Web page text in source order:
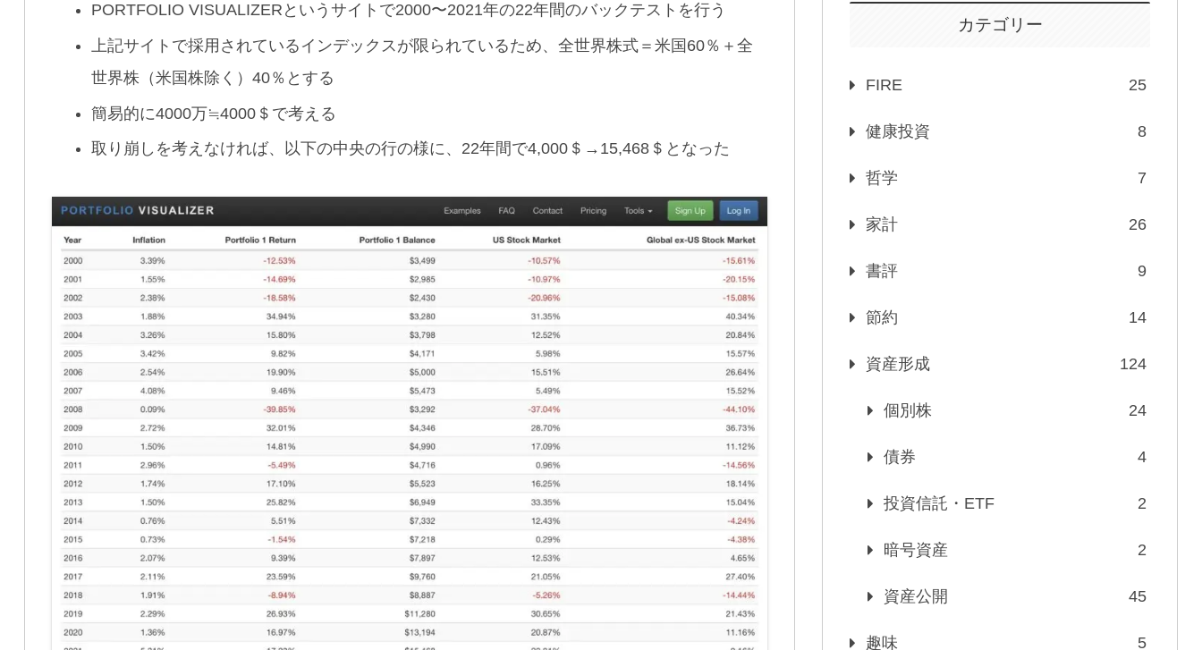
PORTFOLIO VISUALIZERというサイトで2000〜2021年の22年間のバックテストを行う
上記サイトで採用されているインデックスが限られているため、全世界株式＝米国60％＋全
世界株（米国株除く）40％とする
簡易的に4000万≒4000＄で考える
取り崩しを考えなければ、以下の中央の行の様に、22年間で4,000＄→15,468＄となった
カテゴリー
FIRE 25
健康投資 8
哲学 7
家計 26
書評 9
節約 14
資産形成 124
個別株 24
債券 4
投資信託・ETF 2
暗号資産 2
資産公開 45
趣味 5